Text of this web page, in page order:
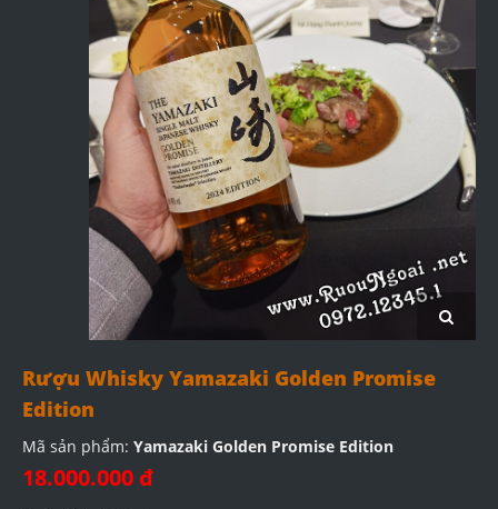
Rượu Whisky Yamazaki Golden Promise
Edition
Mã sản phẩm: Yamazaki Golden Promise Edition
18.000.000 đ